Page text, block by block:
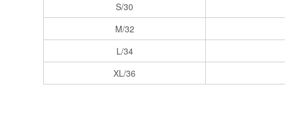
S/30
M/32
L/34
XL/36